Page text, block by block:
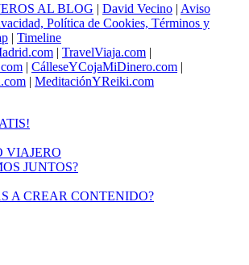
AL BLOG | David Vecino | Aviso
Política de Cookies, Términos y
| Timeline
| TravelViaja.com |
| CálleseYCojaMiDinero.com |
| MeditaciónYReiki.com
VIAJERO
JUNTOS?
A CREAR CONTENIDO?